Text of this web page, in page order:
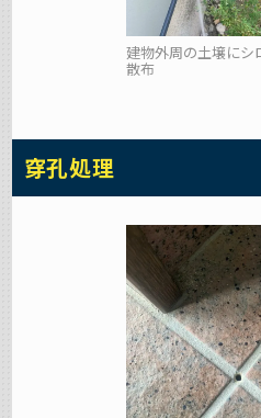
建物外周の土壌にシ
散布
穿孔処理